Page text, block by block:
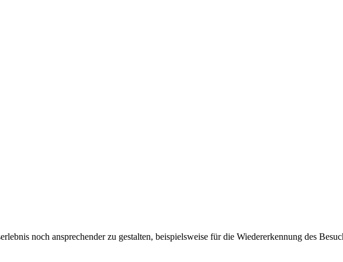
noch ansprechender zu gestalten, beispielsweise für die Wiedererkennung des